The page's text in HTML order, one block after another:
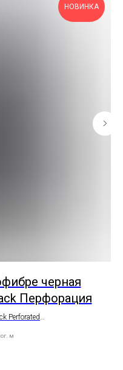
НОВИНКА
черная
Перфорация
Perforated
метра
м